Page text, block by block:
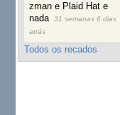
zman e Plaid Hat e
nada
31 semanas 6 dias
atrás
Todos os recados